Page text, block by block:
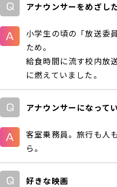
アナウンサーをめざし
小学生の頃の「放送委
ため。
給食時間に流す校内放
に燃えていました。
アナウンサーになって
客室乗務員。旅行も人
ら。
好きな映画